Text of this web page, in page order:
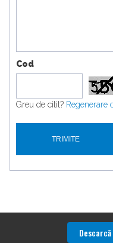
Cod
Greu de citit? Regenerare